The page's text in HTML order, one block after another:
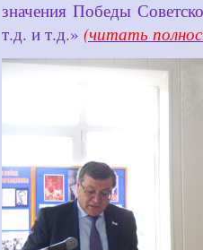
значения Победы
т.д. и т.д.» (читать